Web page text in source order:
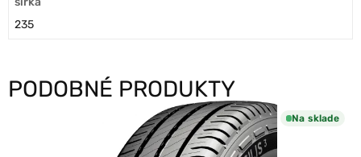
235
PODOBNÉ PRODUKTY
Na sklade